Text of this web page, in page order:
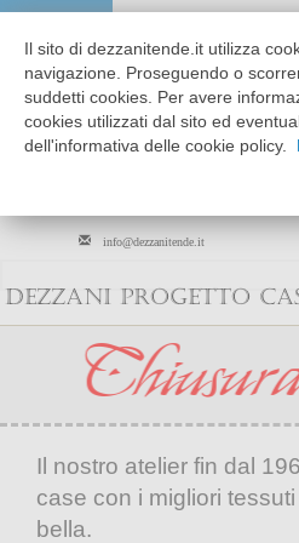
MARTEDÌ --> VENERDÌ
9:30 -
SABATO
9:30 -
info@dezzanitende.it
DEZZANI PROGETTO
estiva
Il nostro atelier fin dal
case con i migliori
bella.
Il sito di dezzanitende.it utilizza
navigazione. Proseguendo o
suddetti cookies. Per avere
cookies utilizzati dal sito ed
dell'informativa delle cookie policy.